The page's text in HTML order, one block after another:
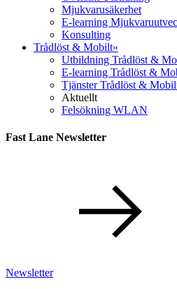
Mjukvarusäkerhet
E-learning
Konsulting
Trådlöst & Mobilt»
Utbildning Trådlöst &
E-learning Trådlöst &
Tjänster Trådlöst &
Aktuellt
Felsökning WLAN
Fast Lane Newsletter
Newsletter